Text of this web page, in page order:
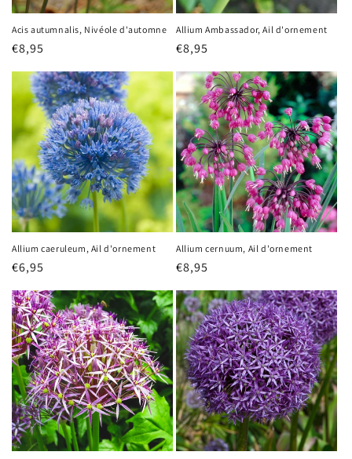
Acis autumnalis, Nivéole d'automne
Prix
habituel
€8,95
Allium Ambassador, Ail d'ornement
Prix
habituel
€8,95
Allium caeruleum, Ail d'ornement
Prix
habituel
€6,95
Allium cernuum, Ail d'ornement
Prix
habituel
€8,95